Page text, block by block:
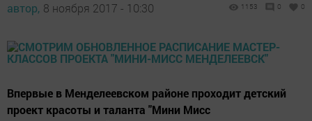
автор, 8 ноября 2017 - 10:30 1153 0 0
Впервые в Менделеевском районе проходит детский
проект красоты и таланта "Мини Мисс